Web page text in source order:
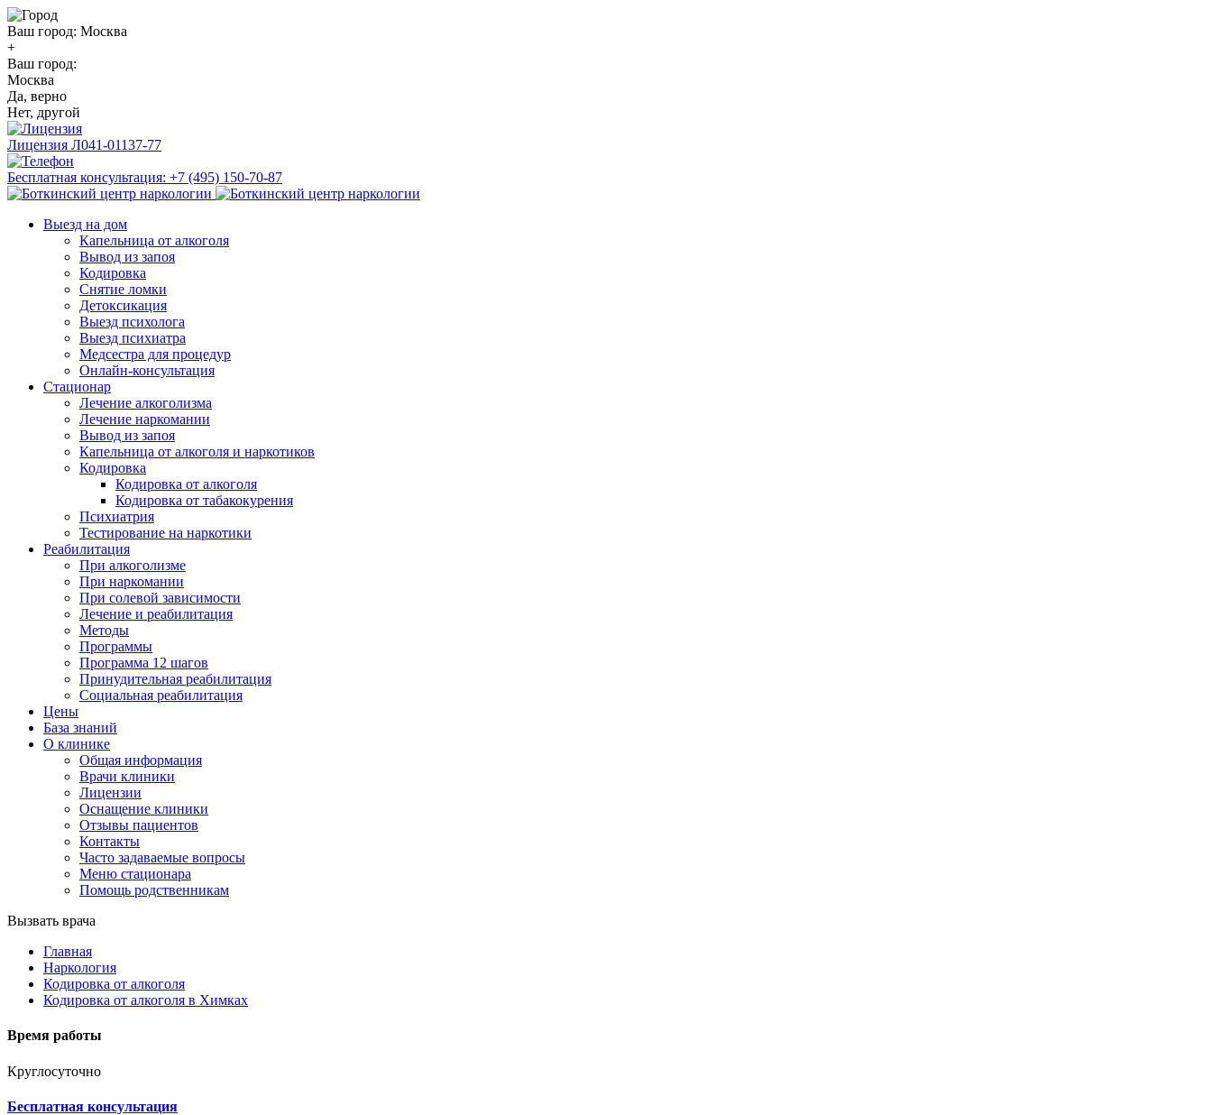
Ваш город: Москва
+
Ваш город:
Москва
Да, верно
Нет, другой
Лицензия Л041-01137-77
Бесплатная консультация: +7 (495) 150-70-87
Выезд на дом
Капельница от алкоголя
Вывод из запоя
Кодировка
Снятие ломки
Детоксикация
Выезд психолога
Выезд психиатра
Медсестра для процедур
Онлайн-консультация
Стационар
Лечение алкоголизма
Лечение наркомании
Вывод из запоя
Капельница от алкоголя и наркотиков
Кодировка
Кодировка от алкоголя
Кодировка от табакокурения
Психиатрия
Тестирование на наркотики
Реабилитация
При алкоголизме
При наркомании
При солевой зависимости
Лечение и реабилитация
Методы
Программы
Программа 12 шагов
Принудительная реабилитация
Социальная реабилитация
Цены
База знаний
О клинике
Общая информация
Врачи клиники
Лицензии
Оснащение клиники
Отзывы пациентов
Контакты
Часто задаваемые вопросы
Меню стационара
Помощь родственникам
Вызвать врача
Главная
Наркология
Кодировка от алкоголя
Кодировка от алкоголя в Химках
Время работы
Круглосуточно
Бесплатная консультация